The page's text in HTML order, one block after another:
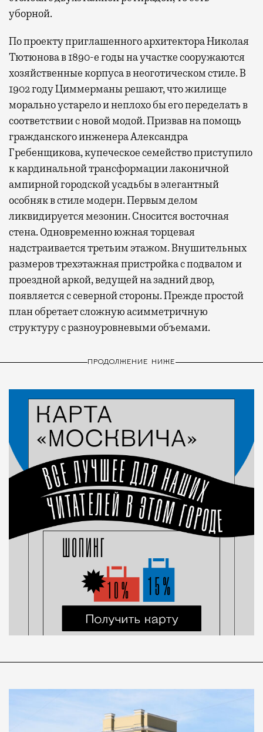
уборной.
По проекту приглашенного архитектора Николая
Тютюнова в 1890-е годы на участке сооружаются
хозяйственные корпуса в неоготическом стиле. В
1902 году Циммерманы решают, что жилище
морально устарело и неплохо бы его переделать в
соответствии с новой модой. Призвав на помощь
гражданского инженера Александра
Гребенщикова, купеческое семейство приступило
к кардинальной трансформации лаконичной
ампирной городской усадьбы в элегантный
особняк в стиле модерн. Первым делом
ликвидируется мезонин. Сносится восточная
стена. Одновременно южная торцевая
надстраивается третьим этажом. Внушительных
размеров трехэтажная пристройка с подвалом и
проездной аркой, ведущей на задний двор,
появляется с северной стороны. Прежде простой
план обретает сложную асимметричную
структуру с разноуровневыми объемами.
ПРОДОЛЖЕНИЕ НИЖЕ